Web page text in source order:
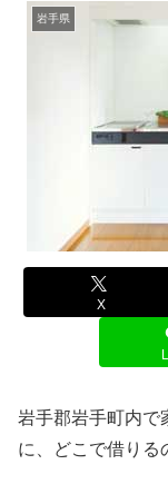
岩手県
X
岩手郡岩手町内で
に、どこで借りる